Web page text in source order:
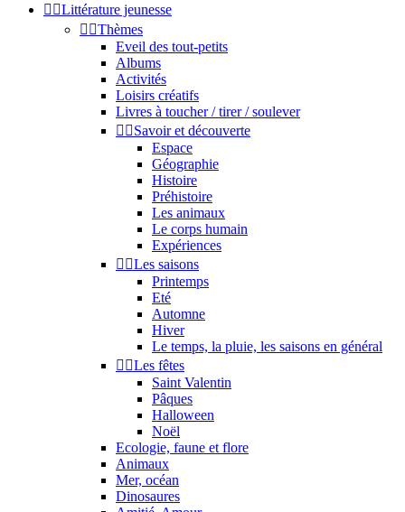
 Littérature jeunesse
 Thèmes
Eveil des tout-petits
Albums
Activités
Loisirs créatifs
Livres à toucher / tirer / soulever
 Savoir et découverte
Espace
Géographie
Histoire
Préhistoire
Les animaux
Le corps humain
Expériences
 Les saisons
Printemps
Eté
Automne
Hiver
Le temps, la pluie, les saisons en général
 Les fêtes
Saint Valentin
Pâques
Halloween
Noël
Ecologie, faune et flore
Animaux
Mer, océan
Dinosaures